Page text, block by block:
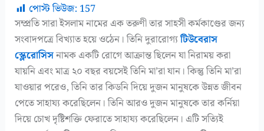
পোস্ট ভিউজ: 157
সম্প্রতি সারা ইসলাম নামের এক তরুণী তার সাহসী কর্মকাণ্ডের জন্য
সংবাদপত্রে বিখ্যাত হয়ে ওঠেন। তিনি দুরারোগ্যটিউবেরাস
স্ক্লেরোসিসনামক একটি রোগে আক্রান্ত ছিলেন যা নিরাময় করা
যায়নি এবং মাত্র ২০ বছর বয়সেই তিনি মা’রা যান। কিন্তু তিনি মা’রা
যাওয়ার পরেও, তিনি তার কিডনি দিয়ে দুজন মানুষকে উন্নত জীবন
পেতে সাহায্য করেছিলেন। তিনি আরও দুজন মানুষকে তার কর্নিয়া
দিয়ে চোখ দৃষ্টিশক্তি ফেরাতে সাহায্য করেছিলেন। এটি সত্যিই